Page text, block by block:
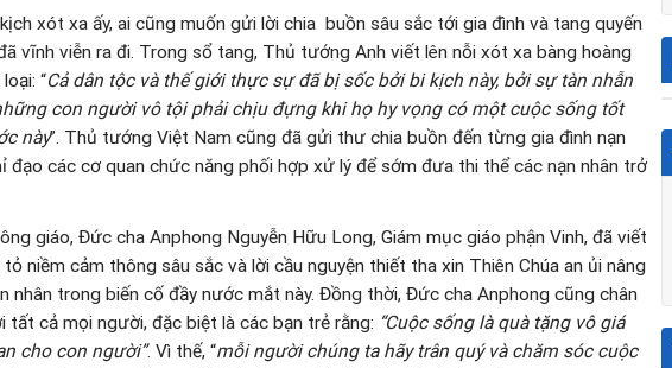
xót xa ấy, ai cũng muốn gửi lời chia buồn sâu sắc tới gia đình và tang quyến
vĩnh viễn ra đi. Trong sổ tang, Thủ tướng Anh viết lên nỗi xót xa bàng hoàng
“Cả dân tộc và thế giới thực sự đã bị sốc bởi bi kịch này, bởi sự tàn nhẫn
con người vô tội phải chịu đựng khi họ hy vọng có một cuộc sống tốt
này”. Thủ tướng Việt Nam cũng đã gửi thư chia buồn đến từng gia đình nạn
đạo các cơ quan chức năng phối hợp xử lý để sớm đưa thi thể các nạn nhân trở
giáo, Đức cha Anphong Nguyễn Hữu Long, Giám mục giáo phận Vinh, đã viết
niềm cảm thông sâu sắc và lời cầu nguyện thiết tha xin Thiên Chúa an ủi nâng
nhân trong biến cố đầy nước mắt này. Đồng thời, Đức cha Anphong cũng chân
tất cả mọi người, đặc biệt là các bạn trẻ rằng: “Cuộc sống là quà tặng vô giá
cho con người”. Vì thế, “mỗi người chúng ta hãy trân quý và chăm sóc cuộc